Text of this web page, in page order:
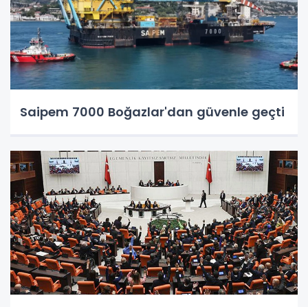
Saipem 7000 Boğazlar'dan güvenle geçti